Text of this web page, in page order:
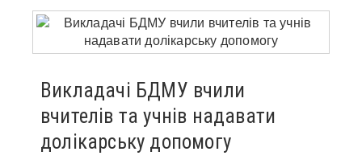
Викладачі БДМУ вчили
вчителів та учнів надавати
долікарську допомогу